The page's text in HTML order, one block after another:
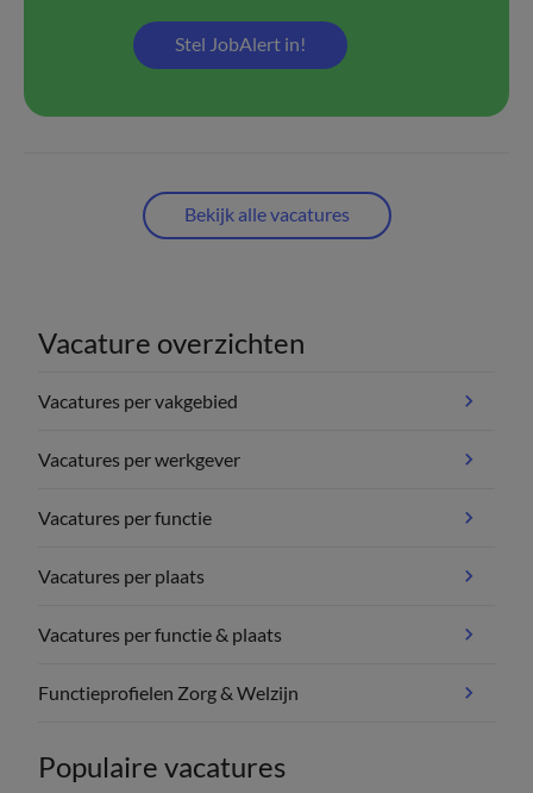
Stel JobAlert in!
Bekijk alle vacatures
Vacature overzichten
Vacatures per vakgebied
Vacatures per werkgever
Vacatures per functie
Vacatures per plaats
Vacatures per functie & plaats
Functieprofielen Zorg & Welzijn
Populaire vacatures